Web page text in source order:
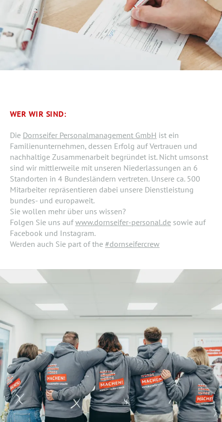
WER WIR SIND:
Die Dornseifer Personalmanagement GmbH ist ein
Familienunternehmen, dessen Erfolg auf Vertrauen und
nachhaltige Zusammenarbeit begründet ist. Nicht umsonst
sind wir mittlerweile mit unseren Niederlassungen an 6
Standorten in 4 Bundesländern vertreten. Unsere ca. 500
Mitarbeiter repräsentieren dabei unsere Dienstleistung
bundes- und europaweit.
Sie wollen mehr über uns wissen?
Folgen Sie uns aufwww.dornseifer-personal.de sowie auf
Facebook und Instagram.
Werden auch Sie part of the #dornseifercrew